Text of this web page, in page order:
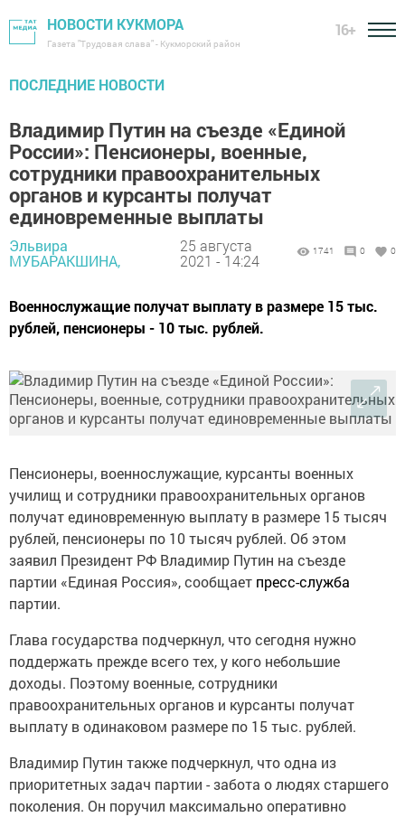
НОВОСТИ КУКМОРА
Газета "Трудовая слава" - Кукморский район
16+
ПОСЛЕДНИЕ НОВОСТИ
Владимир Путин на съезде «Единой
России»: Пенсионеры, военные,
сотрудники правоохранительных
органов и курсанты получат
единовременные выплаты
Эльвира
МУБАРАКШИНА,
25 августа
2021 - 14:24
1741 0 0
Военнослужащие получат выплату в размере 15 тыс.
рублей, пенсионеры - 10 тыс. рублей.
Пенсионеры, военнослужащие, курсанты военных
училищ и сотрудники правоохранительных органов
получат единовременную выплату в размере 15 тысяч
рублей, пенсионеры по 10 тысяч рублей. Об этом
заявил Президент РФ Владимир Путин на съезде
партии «Единая Россия», сообщает пресс-служба
партии.
Глава государства подчеркнул, что сегодня нужно
поддержать прежде всего тех, у кого небольшие
доходы. Поэтому военные, сотрудники
правоохранительных органов и курсанты получат
выплату в одинаковом размере по 15 тыс. рублей.
Владимир Путин также подчеркнул, что одна из
приоритетных задач партии - забота о людях старшего
поколения. Он поручил максимально оперативно